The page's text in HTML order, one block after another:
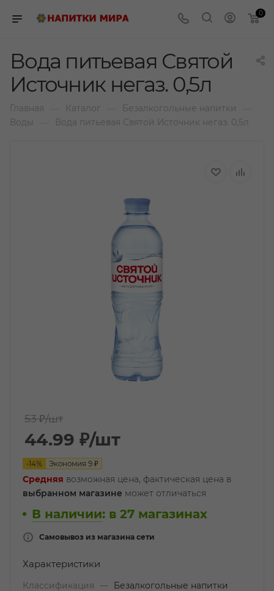
0
Вода питьевая Святой
Источник негаз. 0,5л
Главная Каталог Безалкогольные напитки
Воды Вода питьевая Святой Источник негаз. 0,5л
53 ₽/шт
44.99 ₽/шт
-14% Экономия 9 ₽
Средняя возможная цена, фактическая цена в
выбранном магазине может отличаться
В наличии: в 27 магазинах
Самовывоз из магазина сети
Характеристики
Классификация —
Безалкогольные напитки